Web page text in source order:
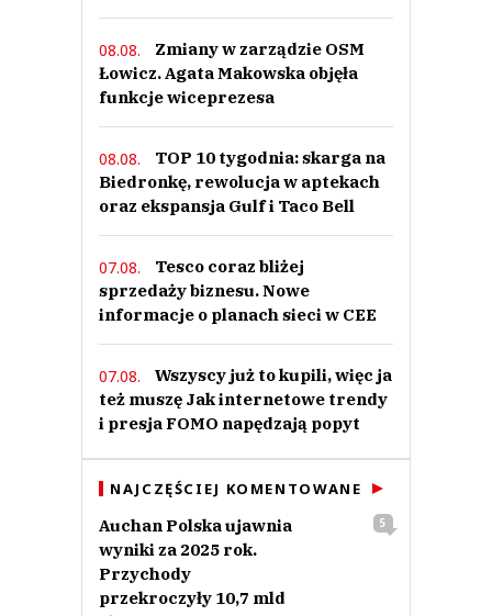
08.08.
Zmiany w zarządzie OSM
Łowicz. Agata Makowska objęła
funkcje wiceprezesa
08.08.
TOP 10 tygodnia: skarga na
Biedronkę, rewolucja w aptekach
oraz ekspansja Gulf i Taco Bell
07.08.
Tesco coraz bliżej
sprzedaży biznesu. Nowe
informacje o planach sieci w CEE
07.08.
Wszyscy już to kupili, więc ja
też muszę Jak internetowe trendy
i presja FOMO napędzają popyt
NAJCZĘŚCIEJ KOMENTOWANE
Auchan Polska ujawnia
wyniki za 2025 rok.
Przychody
przekroczyły 10,7 mld
5